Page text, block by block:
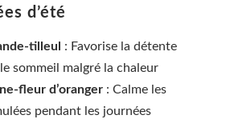
d’été
tilleul
: Favorise la détente
sommeil malgré la chaleur
fleur d’oranger : Calme les
pendant les journées